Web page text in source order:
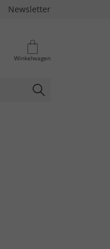
Newsletter
Winkelwagen